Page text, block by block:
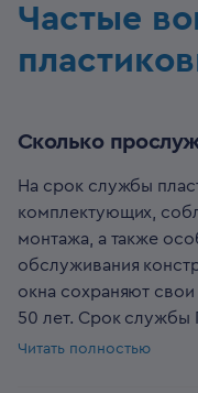
Частые
Сколько
На срок службы
комплектующих,
монтажа, а также
обслуживания
окна сохраняют свои
50 лет. Срок службы
40 лет.
Читать полностью